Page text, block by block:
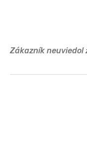
Zákazník neuviedol